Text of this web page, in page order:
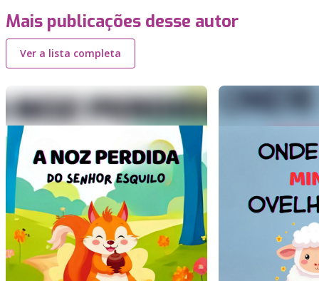
Mais publicações desse autor
Ver a lista completa